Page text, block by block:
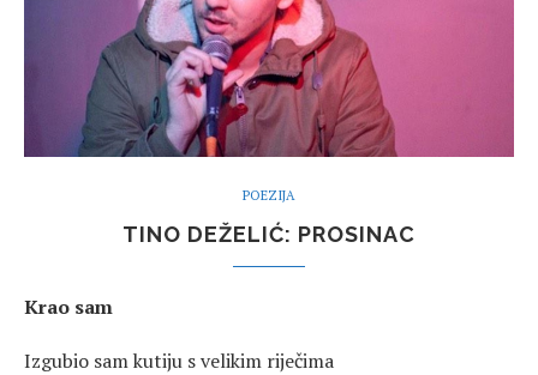
POEZIJA
TINO DEŽELIĆ: PROSINAC
Krao sam
Izgubio sam kutiju s velikim riječima